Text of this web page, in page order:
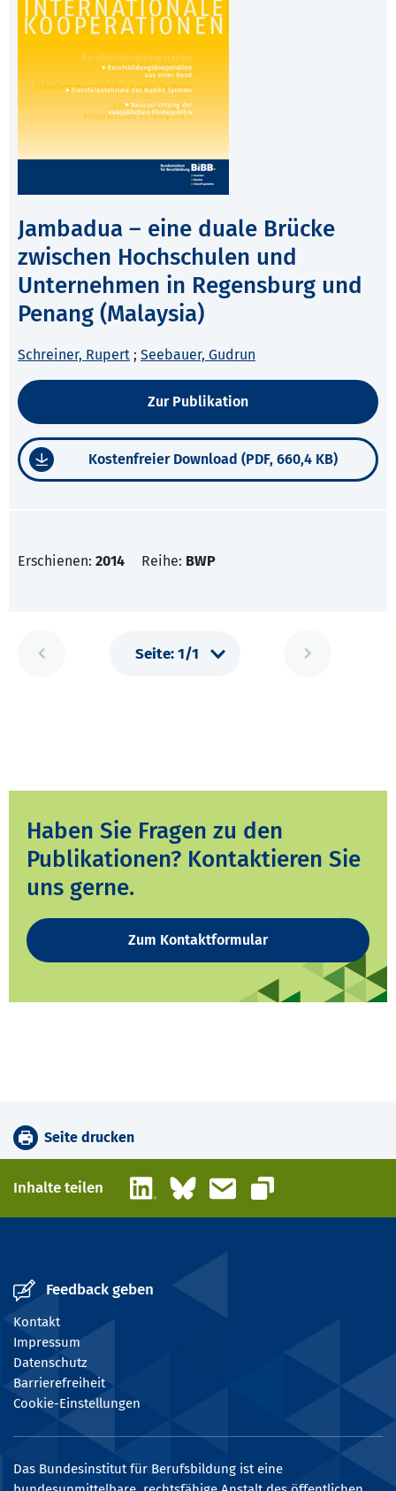
Jambadua – eine duale Brücke
zwischen Hochschulen und
Unternehmen in Regensburg und
Penang (Malaysia)
Schreiner, Rupert ; Seebauer, Gudrun
Zur Publikation
Kostenfreier Download (PDF, 660,4 KB)
Erschienen: 2014 Reihe: BWP
Haben Sie Fragen zu den
Publikationen? Kontaktieren Sie
uns gerne.
Zum Kontaktformular
Seite drucken
Inhalte teilen LinkedInBlueskyE-Mail
Link kopieren
Feedback geben
Kontakt
Impressum
Datenschutz
Barrierefreiheit
Cookie-Einstellungen
Das Bundesinstitut für Berufsbildung ist eine